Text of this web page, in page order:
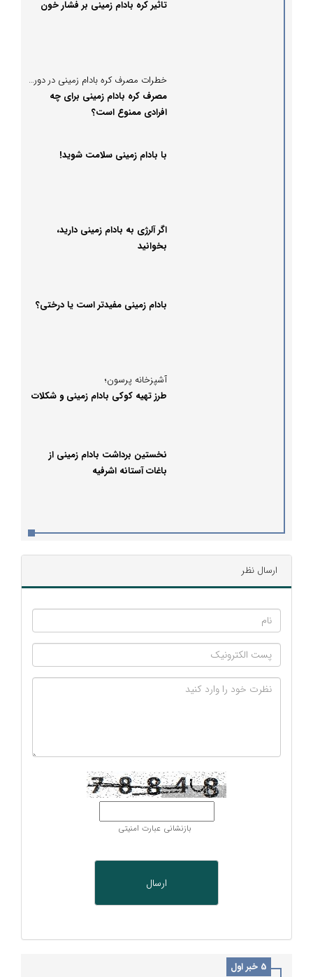
تاثیر کره بادام زمینی بر فشار خون
خطرات مصرف کره بادام زمینی در دوران بارداری
مصرف کره بادام زمینی برای چه
افرادی ممنوع است؟
با بادام زمینی سلامت شوید!
اگر آلرژی به بادام زمینی دارید،
بخوانید
بادام زمینی مفیدتر است یا درختی؟
آشپزخانه پرسون؛
طرز تهیه کوکی بادام‌ زمینی و شکلات
نخستین برداشت بادام زمینی از
باغات آستانه اشرفیه
ارسال نظر
بازنشانی عبارت امنیتی
5 خبر اول